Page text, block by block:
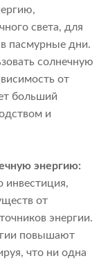
света, для
пасмурные дни.
солнечную
от
больший
и
энергию:
инвестиция,
от
энергии.
повышают
что ни одна